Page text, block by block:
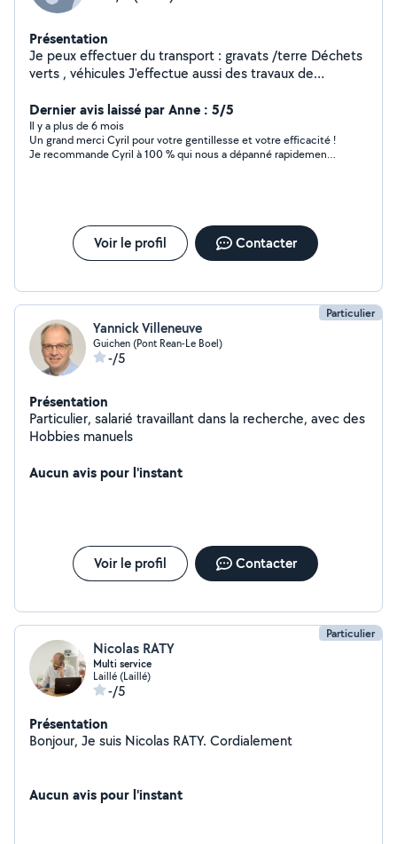
Présentation
Je peux effectuer du transport : gravats /terre Déchets
verts , véhicules J'effectue aussi des travaux de
Dernier avis laissé par Anne : 5/5
Il y a plus de 6 mois
Un grand merci Cyril pour votre gentillesse et votre efficacité !
Je recommande Cyril à 100 % qui nous a dépanné rapidement.
Voir le profil Contacter
Particulier
Yannick Villeneuve
Guichen (Pont Rean-Le Boel)
-/5
Présentation
Particulier, salarié travaillant dans la recherche, avec des
Hobbies manuels
Aucun avis pour l'instant
Voir le profil Contacter
Particulier
Nicolas RATY
Multi service
Laillé (Laillé)
-/5
Présentation
Bonjour, Je suis Nicolas RATY. Cordialement
Aucun avis pour l'instant